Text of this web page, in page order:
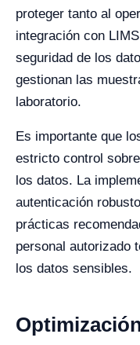
proteger tanto al
integración con
seguridad de los
gestionan las
laboratorio.
Es importante que
estricto control
los datos. La
autenticación
prácticas
personal autorizado
los datos sensibles.